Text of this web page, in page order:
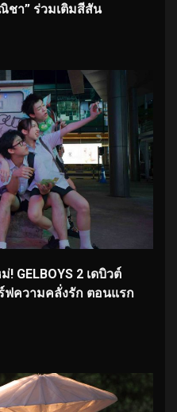
ชา” ร่วมเติมสีสัน
GELBOYS 2 เดบิวต์
ฟความคลั่งรัก ตอนแรก